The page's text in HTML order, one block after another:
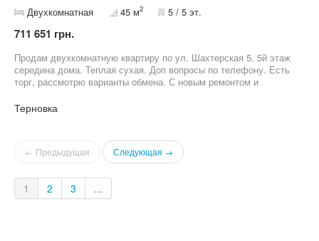
Двухкомнатная 45 м2 5 / 5 эт.
711 651 грн.
Продам двухкомнатную квартиру по ул. Шахтерская 5. 5й этаж
середина дома. Теплая сухая. Доп вопросы по телефону. Есть
торг, рассмотрю варианты обмена. С новым ремонтом и
Терновка
← Предыдущая Следующая →
1 2 3 ...